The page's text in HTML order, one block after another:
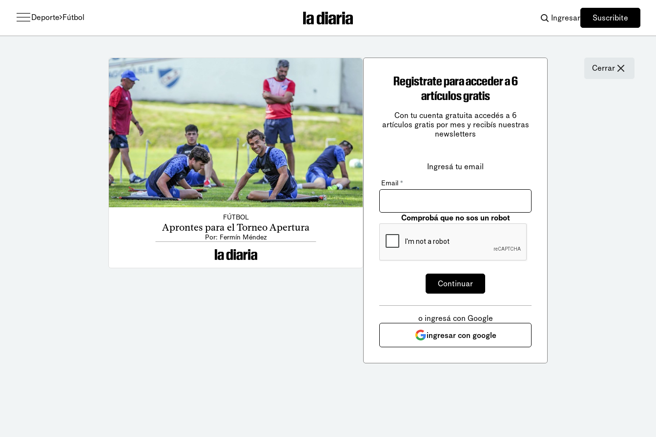
Deporte Fútbol Ingresar Suscribite
FÚTBOL
Aprontes para el Torneo Apertura
Por: Fermín Méndez
Cerrar
Registrate para acceder a 6
artículos gratis
Con tu cuenta gratuita accedés a 6
artículos gratis por mes y recibís nuestras
newsletters
Ingresá tu email
Email *
Comprobá que no sos un robot
o ingresá con Google
ingresar con google